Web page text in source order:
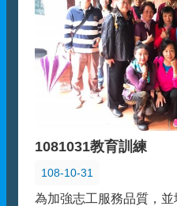
1081031教育訓練
108-10-31
為加強志工服務品質，